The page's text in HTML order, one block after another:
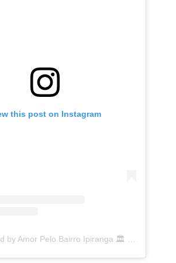
this post on Instagram